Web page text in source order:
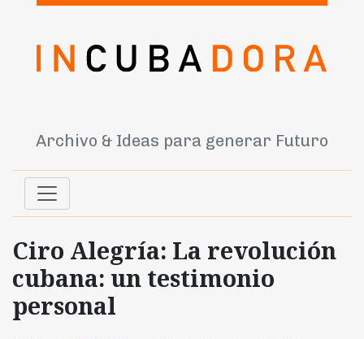
Archivo & Ideas para generar Futuro
Ciro Alegría: La revolución
cubana: un testimonio
personal